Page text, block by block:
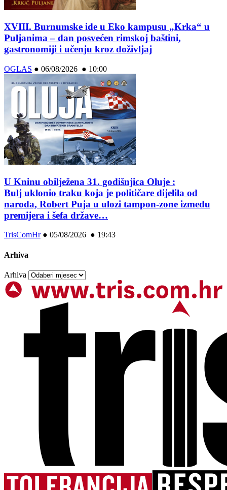
XVIII. Burnumske ide u Eko kampusu „Krka“ u
Puljanima – dan posvećen rimskoj baštini,
gastronomiji i učenju kroz doživljaj
OGLAS ● 06/08/2026 ● 10:00
U Kninu obilježena 31. godišnjica Oluje :
Bulj uklonio traku koja je političare dijelila od
naroda, Robert Puja u ulozi tampon-zone između
premijera i šefa države…
TrisComHr● 05/08/2026 ● 19:43
Arhiva
Arhiva